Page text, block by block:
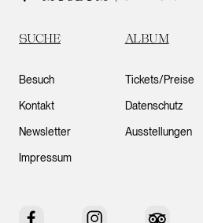
SUCHE ALBUM
Besuch
Kontakt
Newsletter
Impressum
Tickets/Preise
Datenschutz
Ausstellungen